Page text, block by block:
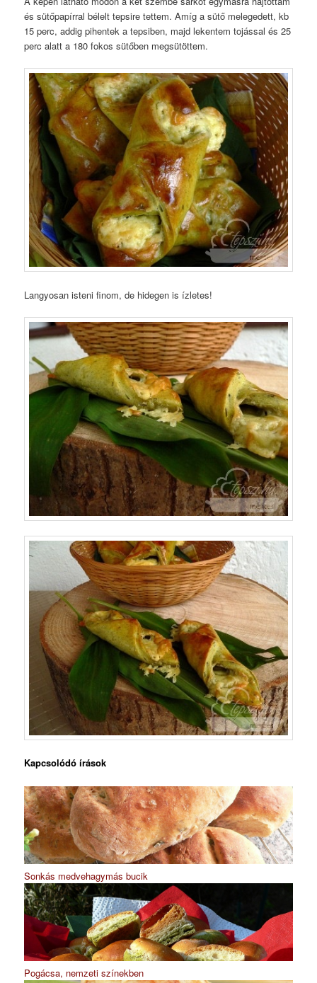
és sütőpapírral bélelt tepsire tettem. Amíg a sütő melegedett, kb
15 perc, addig pihentek a tepsiben, majd lekentem tojással és 25
perc alatt a 180 fokos sütőben megsütöttem.
Langyosan isteni finom, de hidegen is ízletes!
Kapcsolódó írások
Sonkás medvehagymás bucik
Pogácsa, nemzeti színekben